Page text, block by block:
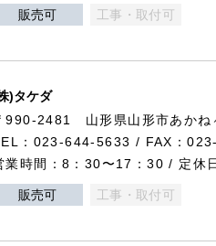
販売可 工事・取付可
)タケダ
990-2481 山形県山形市あかね
：023-644-5633 / FAX：
業時間：8：30〜17：30 / 定休
販売可 工事・取付可